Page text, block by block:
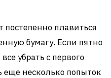
постепенно плавиться
бумагу. Если пятно
убрать с первого
несколько попыток